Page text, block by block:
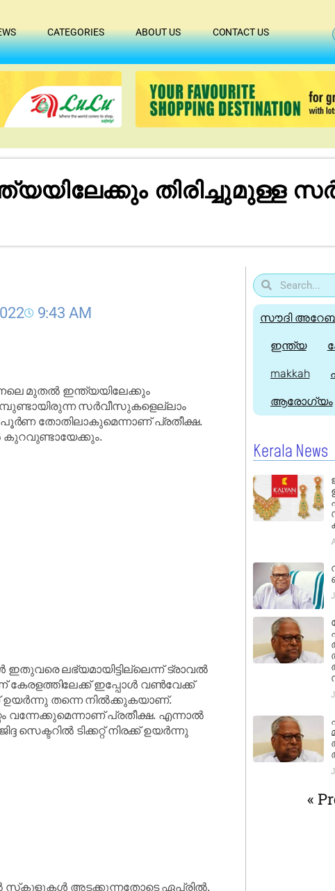
CATEGORIES ABOUT US CONTACT US
തിരിച്ചുമുള്ള
9:43 AM
മുതൽ ഇന്ത്യയിലേക്കും
സർവീസുകളെല്ലാം
പൂർണ തോതിലാകുമെന്നാണ് പ്രതീക്ഷ.
കുറവുണ്ടായേക്കും.
ലഭ്യമായിട്ടില്ലെന്ന് ട്രാവൽ
കേരളത്തിലേക്ക് ഇപ്പോൾ വൺവേക്ക്
ഉയർന്നു തന്നെ നിൽക്കുകയാണ്.
പ്രതീക്ഷ. എന്നാൽ
ടിക്കറ്റ് നിരക്ക് ഉയർന്നു
സ്‌കൂളുകൾ അടക്കുന്നതോടെ ഏപ്രിൽ,
സൗദി
ഇന്ത്യ
makkah
ആരോഗ്യം
Kerala News
«